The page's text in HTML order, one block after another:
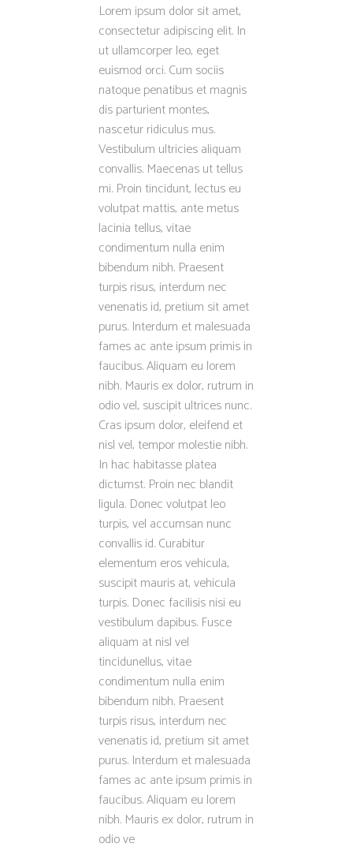
Lorem ipsum dolor sit amet,
consectetur adipiscing elit. In
ut ullamcorper leo, eget
euismod orci. Cum sociis
natoque penatibus et magnis
dis parturient montes,
nascetur ridiculus mus.
Vestibulum ultricies aliquam
convallis. Maecenas ut tellus
mi. Proin tincidunt, lectus eu
volutpat mattis, ante metus
lacinia tellus, vitae
condimentum nulla enim
bibendum nibh. Praesent
turpis risus, interdum nec
venenatis id, pretium sit amet
purus. Interdum et malesuada
fames ac ante ipsum primis in
faucibus. Aliquam eu lorem
nibh. Mauris ex dolor, rutrum in
odio vel, suscipit ultrices nunc.
Cras ipsum dolor, eleifend et
nisl vel, tempor molestie nibh.
In hac habitasse platea
dictumst. Proin nec blandit
ligula. Donec volutpat leo
turpis, vel accumsan nunc
convallis id. Curabitur
elementum eros vehicula,
suscipit mauris at, vehicula
turpis. Donec facilisis nisi eu
vestibulum dapibus. Fusce
aliquam at nisl vel
tincidunellus, vitae
condimentum nulla enim
bibendum nibh. Praesent
turpis risus, interdum nec
venenatis id, pretium sit amet
purus. Interdum et malesuada
fames ac ante ipsum primis in
faucibus. Aliquam eu lorem
nibh. Mauris ex dolor, rutrum in
odio ve